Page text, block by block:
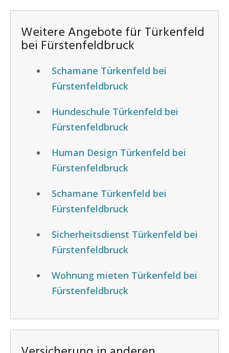
Weitere Angebote für Türkenfeld
bei Fürstenfeldbruck
Schamane Türkenfeld bei
Fürstenfeldbruck
Hundeschule Türkenfeld bei
Fürstenfeldbruck
Human Design Türkenfeld bei
Fürstenfeldbruck
Schamane Türkenfeld bei
Fürstenfeldbruck
Sicherheitsdienst Türkenfeld bei
Fürstenfeldbruck
Wohnung mieten Türkenfeld bei
Fürstenfeldbruck